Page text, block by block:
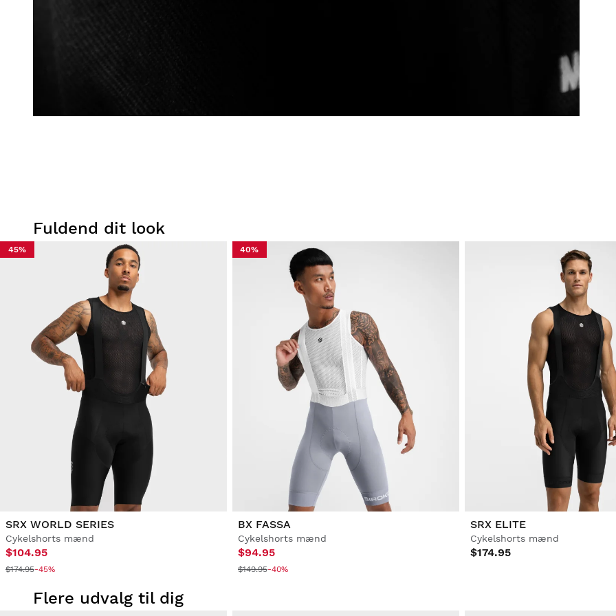
Fuldend dit look
45%
SRX WORLD SERIES
Cykelshorts mænd
$104.95
$174.95-45%
40%
BX FASSA
Cykelshorts mænd
$94.95
$149.95-40%
SRX ELITE
Cykelshorts mænd
$174.95
Flere udvalg til dig